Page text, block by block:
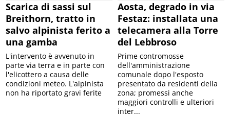
Scarica di sassi sul
Breithorn, tratto in
salvo alpinista ferito a
una gamba
L'intervento è avvenuto in
parte via terra e in parte con
l'elicottero a causa delle
condizioni meteo. L'alpinista
non ha riportato gravi ferite
Aosta, degrado in via
Festaz: installata una
telecamera alla Torre
del Lebbroso
Prime contromosse
dell'amministrazione
comunale dopo l'esposto
presentato da residenti della
zona; promessi anche
maggiori controlli e ulteriori
inter...